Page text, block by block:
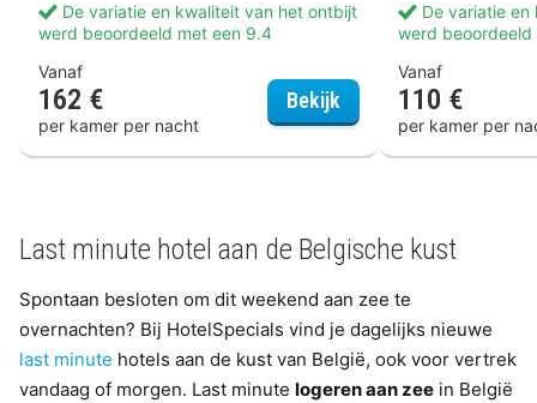
De variatie en kwaliteit van het ontbijt
werd beoordeeld met een 9.4
Vanaf
162 €
per kamer per nacht
Bekijk Hotel Du Parc
De variatie
werd
Vanaf
110 €
per kamer per
Last minute hotel aan de Belgische kust
Spontaan besloten om dit weekend aan zee te
overnachten? Bij HotelSpecials vind je dagelijks nieuwe
last minute hotels aan de kust van België, ook voor vertrek
vandaag of morgen. Last minute logeren aan zee in België